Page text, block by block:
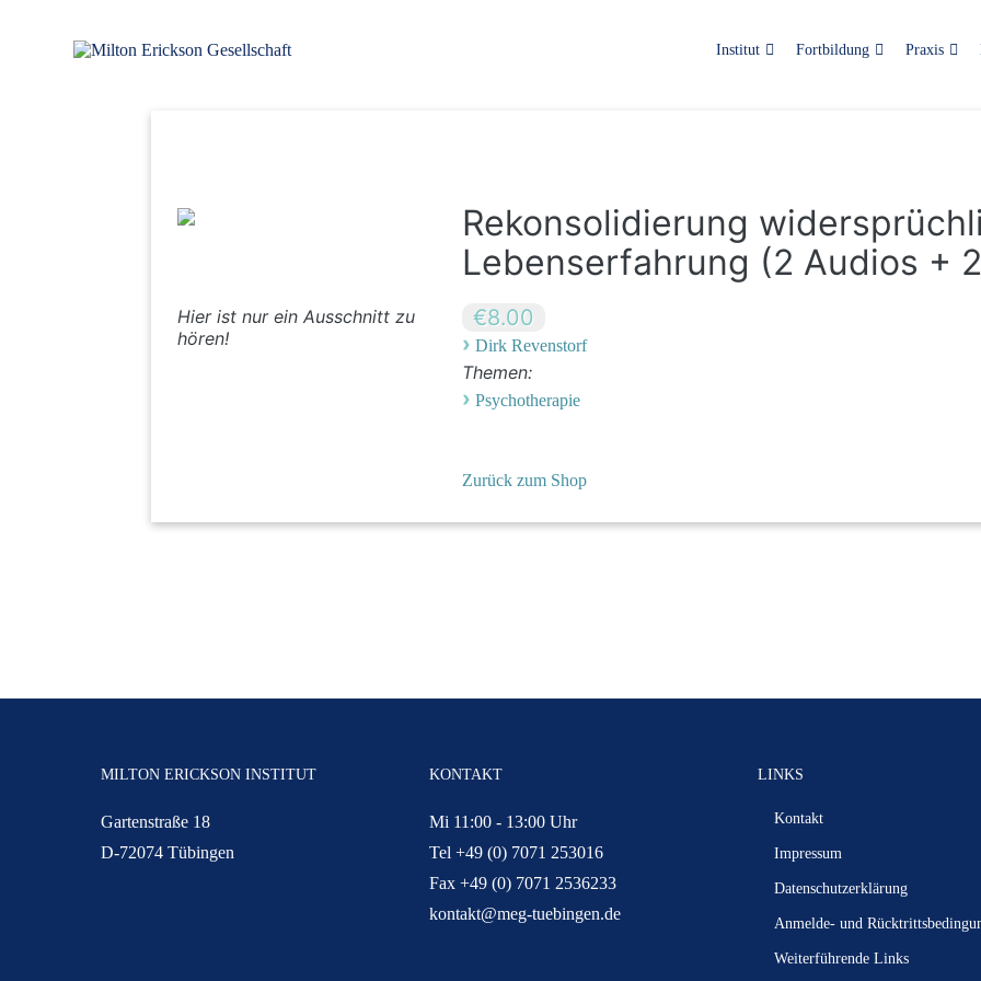
Institut Fortbildung Praxis
Hier ist nur ein Ausschnitt zu
hören!
Rekonsolidierung
Lebenserfahrung (2 Audios +
€8.00
› Dirk Revenstorf
Themen:
› Psychotherapie
Zurück zum Shop
MILTON ERICKSON INSTITUT
Gartenstraße 18
D-72074 Tübingen
KONTAKT
Mi 11:00 - 13:00 Uhr
Tel +49 (0) 7071 253016
Fax +49 (0) 7071 2536233
kontakt@meg-tuebingen.de
LINKS
Kontakt
Impressum
Datenschutzerklärung
Anmelde- und
Weiterführende Links